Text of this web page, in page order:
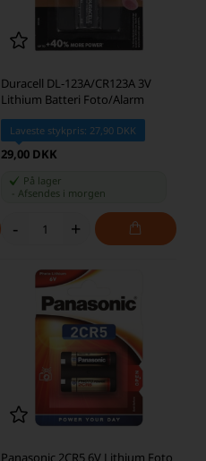
Duracell DL-123A/CR123A 3V
Lithium Batteri Foto/Alarm
Laveste stykpris: 27,90 DKK
29,00 DKK
På lager
Afsendes i morgen
- +
Panasonic 2CR5 6V Lithium Foto